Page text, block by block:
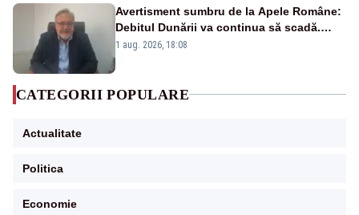
Avertisment sumbru de la Apele Române:
Debitul Dunării va continua să scadă.
Cernavodă s-ar putea închide în 4 zile
1 aug. 2026, 18:08
CATEGORII POPULARE
Actualitate
Politica
Economie